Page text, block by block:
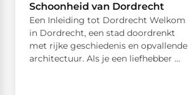
Schoonheid van Dordrecht
Een Inleiding tot Dordrecht Welkom
in Dordrecht, een stad doordrenkt
met rijke geschiedenis en opvallende
architectuur. Als je een liefhebber ...